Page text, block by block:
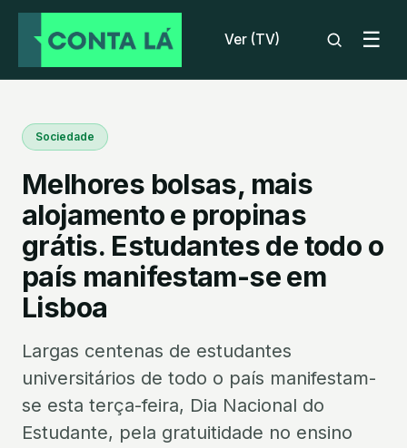
Ver (TV) ☰
Sociedade
Melhores bolsas, mais
alojamento e propinas
grátis. Estudantes de todo o
país manifestam-se em
Lisboa
Largas centenas de estudantes
universitários de todo o país manifestam-
se esta terça-feira, Dia Nacional do
Estudante, pela gratuitidade no ensino